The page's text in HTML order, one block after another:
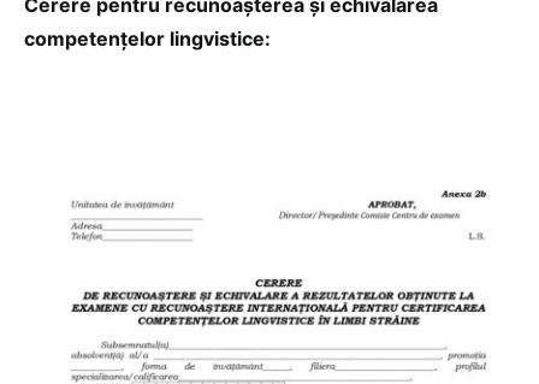
Cerere pentru recunoașterea și echivalarea
competențelor lingvistice: